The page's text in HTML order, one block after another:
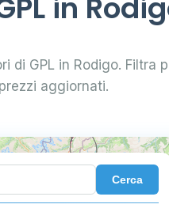
in
GPL in Rodigo. Filtra
aggiornati.
Cerca